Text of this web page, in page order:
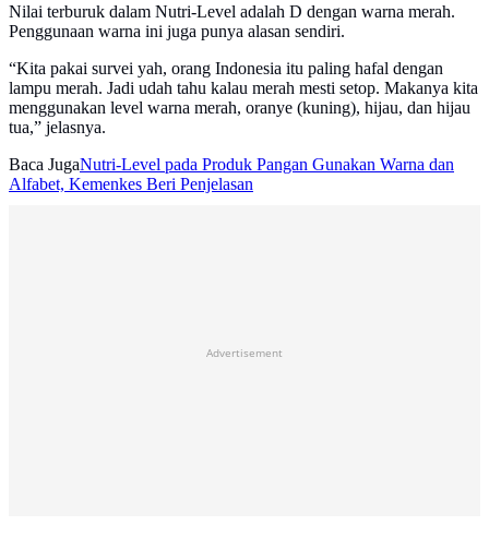
Nilai terburuk dalam Nutri-Level adalah D dengan warna merah.
Penggunaan warna ini juga punya alasan sendiri.
“Kita pakai survei yah, orang Indonesia itu paling hafal dengan
lampu merah. Jadi udah tahu kalau merah mesti setop. Makanya kita
menggunakan level warna merah, oranye (kuning), hijau, dan hijau
tua,” jelasnya.
Baca JugaNutri-Level pada Produk Pangan Gunakan Warna dan
Alfabet, Kemenkes Beri Penjelasan
Advertisement